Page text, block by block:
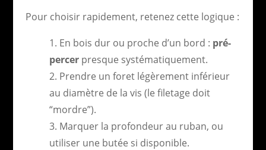
Pour choisir rapidement, retenez cette logique :
En bois dur ou proche d’un bord : pré-
percerpresque systématiquement.
Prendre un foret légèrement inférieur
au diamètre de la vis (le filetage doit
“mordre”).
Marquer la profondeur au ruban, ou
utiliser une butée si disponible.